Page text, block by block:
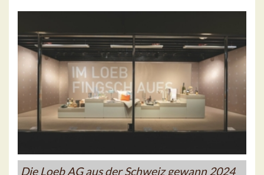
Die Loeb AG aus der Schweiz gewann 2024